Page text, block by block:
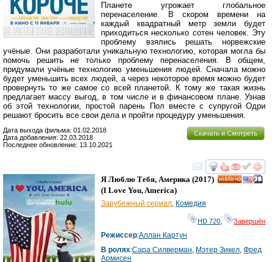
Планете угрожает глобальное
перенаселение. В скором времени на
каждый квадратный метр земли будет
приходиться несколько сотен человек. Эту
проблему взялись решать норвежские
учёные. Они разработали уникальную технологию, которая могла бы
помочь решить не только проблему перенаселения. В общем,
придумали учёные технологию уменьшения людей. Сначала можно
будет уменьшить всех людей, а через некоторое время можно будет
провернуть то же самое со всей планетой. К тому же такая жизнь
предлагает массу выгод, в том числе и в финансовом плане. Узнав
об этой технологии, простой парень Пол вместе с супругой Одри
решают бросить все свои дела и пройти процедуру уменьшения.
Скачать и Смотреть
Дата выхода фильма: 01.02.2018
Дата добавления: 22.03.2018
Последнее обновление: 13.10.2021
смотреть
Я Люблю Тебя, Америка (2017)
(I Love You, America)
Зарубежный сериал, Комедия
HD 720 Завершён
Режиссер:Аллан Картун
В ролях:Сара Силверман, Мэтер Зикел, Фред
Армисен